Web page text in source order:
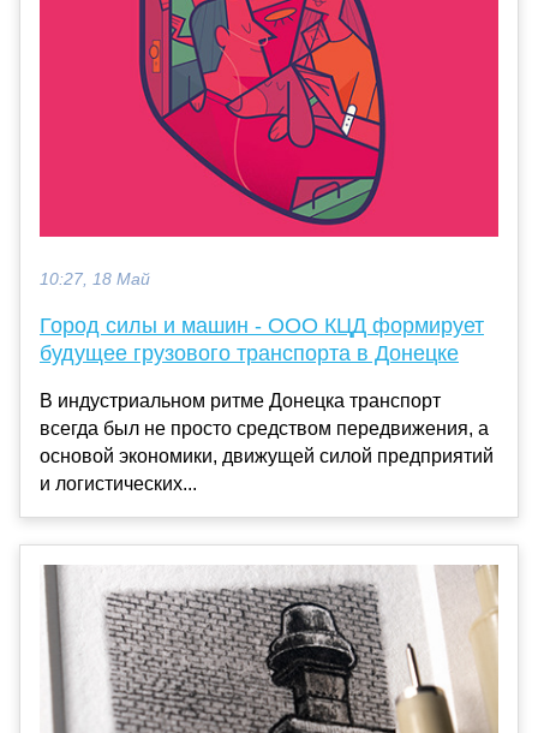
10:27, 18 Май
Город силы и машин - ООО КЦД формирует
будущее грузового транспорта в Донецке
В индустриальном ритме Донецка транспорт
всегда был не просто средством передвижения, а
основой экономики, движущей силой предприятий
и логистических...